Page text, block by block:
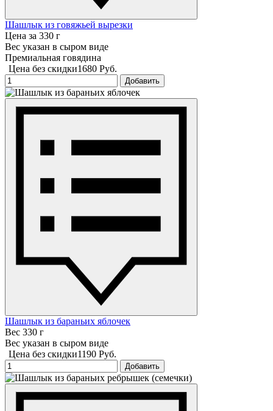
Шашлык из говяжьей вырезки
Цена за 330 г
Вес указан в сыром виде
Премиальная говядина
Цена без скидки1680 Руб.
Добавить
Шашлык из бараньих яблочек
Вес 330 г
Вес указан в сыром виде
Цена без скидки1190 Руб.
Добавить